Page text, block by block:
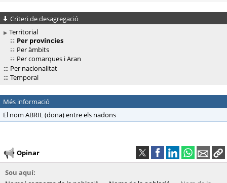
Criteri de desagregació
Territorial
Per províncies
Per àmbits
Per comarques i Aran
Per nacionalitat
Temporal
Més informació
El nom ABRIL (dona) entre els nadons
Opinar
Sou aquí: